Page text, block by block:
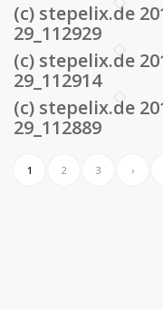
(c) stepelix.de
29_112929
(c) stepelix.de
29_112914
(c) stepelix.de
29_112889
1 2 3 ›